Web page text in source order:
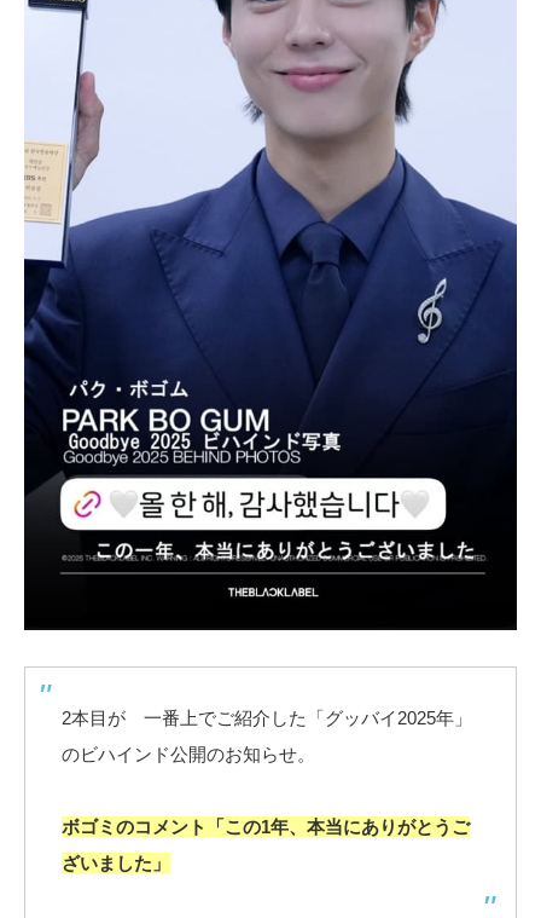
2本目が 一番上でご紹介した「グッバイ2025年」
のビハインド公開のお知らせ。
ボゴミのコメント「この1年、本当にありがとうご
ざいました」